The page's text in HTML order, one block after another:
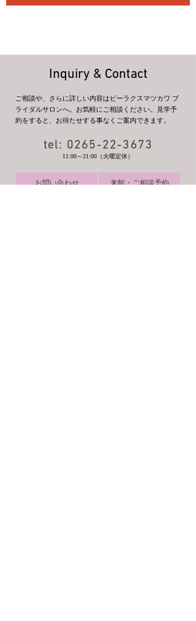
Inquiry & Contact
ご相談や、さらに詳しい内容はビーラクスマツカワ ブ
ライダルサロンへ。お気軽にご相談ください。見学予
約をすると、お待たせする事なくご案内できます。
tel: 0265-22-3673
11:00～21:00（火曜定休）
お問い合わせ 来館・ご相談予約